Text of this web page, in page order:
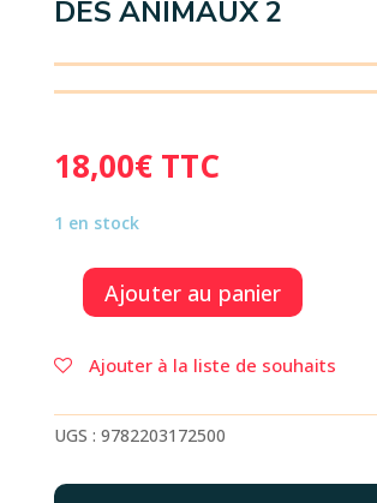
DES ANIMAUX 2
18,00€ TTC
1 en stock
quantité
LES
MARGUERITES
L'HIVER
CHATEAU
Ajouter au panier
Ajouter à la liste de souhaits
UGS : 9782203172500